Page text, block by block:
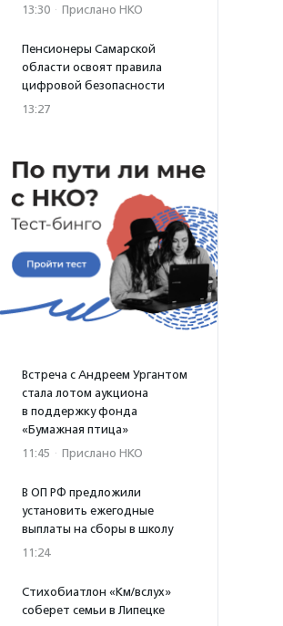
13:30 · Прислано НКО
Пенсионеры Самарской
области освоят правила
цифровой безопасности
13:27
Встреча с Андреем Ургантом
стала лотом аукциона
в поддержку фонда
«Бумажная птица»
11:45 · Прислано НКО
В ОП РФ предложили
установить ежегодные
выплаты на сборы в школу
11:24
Стихобиатлон «Км/вслух»
соберет семьи в Липецке